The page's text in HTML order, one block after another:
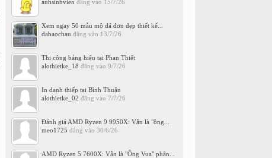
anhsinhvien đăng vào 15/7/26
Xem ngay 50 mẫu mộ đá đơn đẹp thiết kế...
dabaochau đăng vào 13/7/26
Thi công bảng hiệu tại Phan Thiết
alothietke_18 đăng vào 9/7/26
In danh thiếp tại Bình Thuận
alothietke_02 đăng vào 7/7/26
Đánh giá AMD Ryzen 9 9950X: Vẫn là "ông...
meo1725 đăng vào 30/6/26
AMD Ryzen 5 7600X: Vẫn là "Ông Vua" phân...